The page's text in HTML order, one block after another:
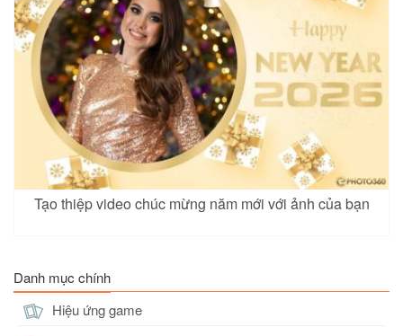
Tạo thiệp video chúc mừng năm mới với ảnh của bạn
Danh mục chính
Hiệu ứng game